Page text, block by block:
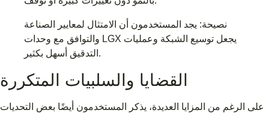
نصيحة: يجد المستخدمون أن الامتثال لمعايير الصناعة
والتوافق مع وحدات LGX يجعل توسيع الشبكة وعمليات
التدقيق أسهل بكثير.
القضايا والسلبيات المتكررة
على الرغم من المزايا العديدة، يذكر المستخدمون أيضًا بعض التحديات